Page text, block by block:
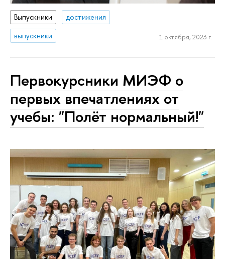
Выпускники
достижения
выпускники
1 октября, 2023 г.
Первокурсники МИЭФ о
первых впечатлениях от
учебы: "Полёт нормальный!"